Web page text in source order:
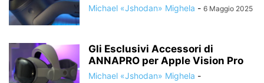
Michael «Jshodan» Mighela - 6 Maggio 2025
Gli Esclusivi Accessori di
ANNAPRO per Apple Vision Pro
Michael «Jshodan» Mighela -